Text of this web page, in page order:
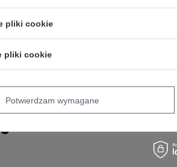
pliki cookie
pliki cookie
Potwierdzam wymagane